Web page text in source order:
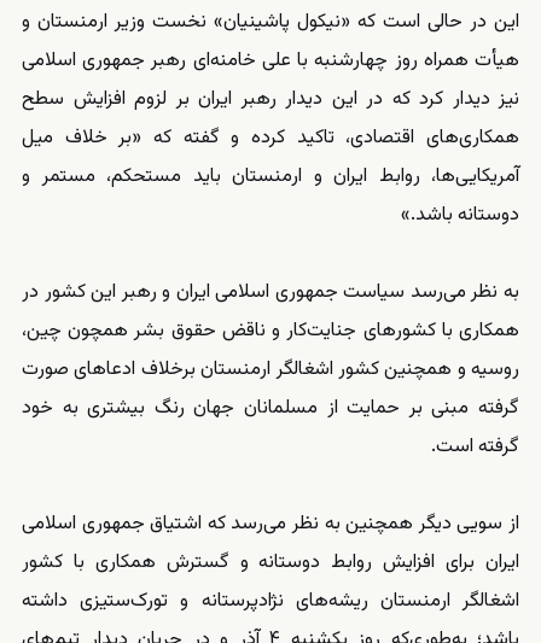
این در حالی است که «نیکول پاشینیان» نخست وزیر ارمنستان و
هیأت همراه روز چهارشنبه با علی خامنه‌ای رهبر جمهوری اسلامی
نیز دیدار کرد که در این دیدار رهبر ایران بر لزوم افزایش سطح
همکاری‌های اقتصادی، تاکید کرده و گفته که «بر خلاف میل
آمریکایی‌ها، روابط ایران و ارمنستان باید مستحکم، مستمر و
دوستانه باشد.»
به نظر می‌رسد سیاست جمهوری اسلامی ایران و رهبر این کشور در
همکاری با کشورهای جنایت‌کار و ناقض حقوق بشر همچون چین،
روسیه و همچنین کشور اشغالگر ارمنستان برخلاف ادعاهای صورت
گرفته مبنی بر حمایت از مسلمانان جهان رنگ بیشتری به خود
گرفته است.
از سویی دیگر همچنین به نظر می‌رسد که اشتیاق جمهوری اسلامی
ایران برای افزایش روابط دوستانه و گسترش همکاری با کشور
اشغالگر ارمنستان ریشه‌های نژادپرستانه و تورک‌ستیزی داشته